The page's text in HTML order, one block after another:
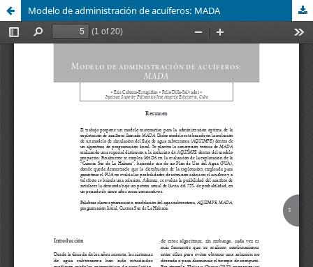
Modelo de administración de acuíferos: MADA